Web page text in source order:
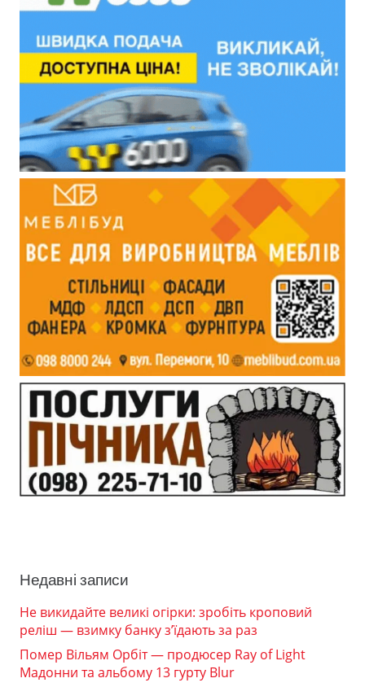
Недавні записи
Не викидайте великі огірки: зробіть кроповий
реліш — взимку банку з’їдають за раз
Помер Вільям Орбіт — продюсер Ray of Light
Мадонни та альбому 13 гурту Blur